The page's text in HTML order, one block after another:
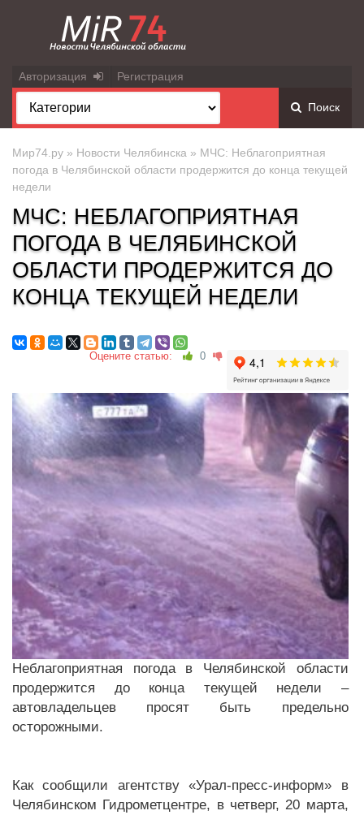
Авторизация Регистрация
Поиск
Мир74.ру » Новости Челябинска » МЧС: Неблагоприятная
погода в Челябинской области продержится до конца текущей
недели
МЧС: НЕБЛАГОПРИЯТНАЯ
ПОГОДА В ЧЕЛЯБИНСКОЙ
ОБЛАСТИ ПРОДЕРЖИТСЯ ДО
КОНЦА ТЕКУЩЕЙ НЕДЕЛИ
Оцените статью: 0
Неблагоприятная погода в Челябинской области
продержится до конца текущей недели –
автовладельцев просят быть предельно
осторожными.
Как сообщили агентству «Урал-пресс-информ» в
Челябинском Гидрометцентре, в четверг, 20 марта,